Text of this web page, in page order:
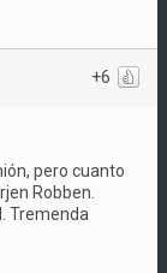
+6
pero cuanto
Robben.
Tremenda